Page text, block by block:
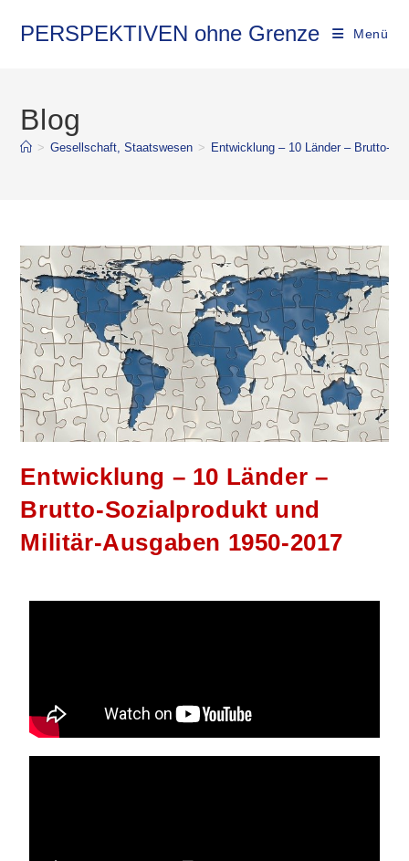
PERSPEKTIVEN ohne Grenze Menü
Blog
> Gesellschaft, Staatswesen > Entwicklung – 10 Länder – Brutto-
Entwicklung – 10 Länder –
Brutto-Sozialprodukt und
Militär-Ausgaben 1950-2017